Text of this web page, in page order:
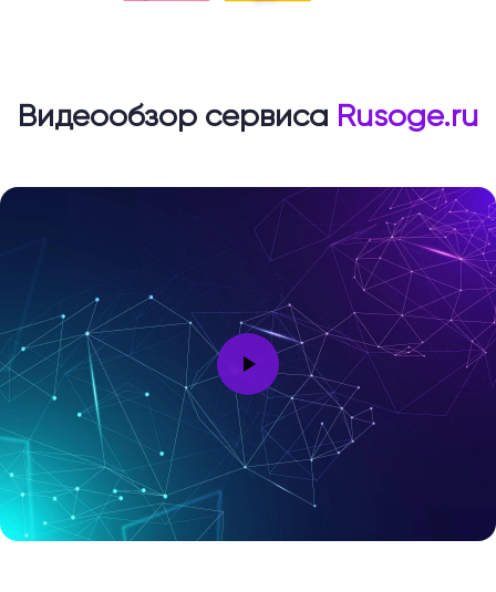
Видеообзор сервиса Rusoge.ru